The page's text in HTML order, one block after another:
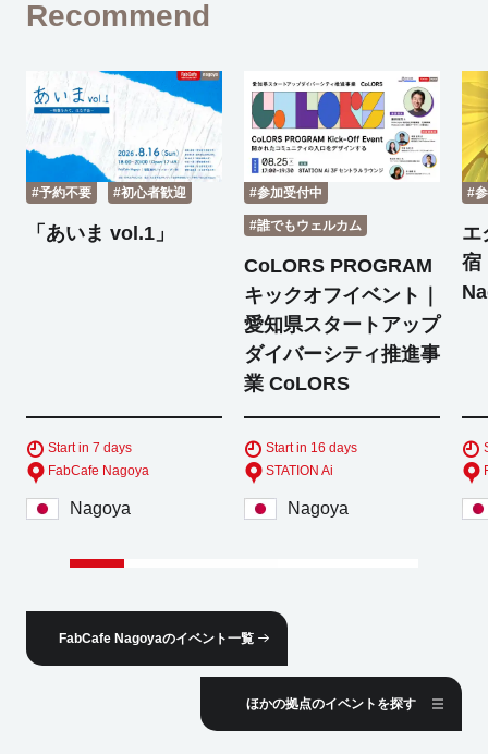
Recommend
#予約不要 #初心者歓迎
「あいま vol.1」
Start in 7 days
FabCafe Nagoya
Nagoya
#参加受付中
#誰でもウェルカム
CoLORS PROGRAM
キックオフイベント｜
愛知県スタートアップ
ダイバーシティ推進事
業 CoLORS
Start in 16 days
STATION Ai
Nagoya
#
エ
宿
FabCafe Nagoyaのイベント一覧
ほかの拠点のイベントを探す